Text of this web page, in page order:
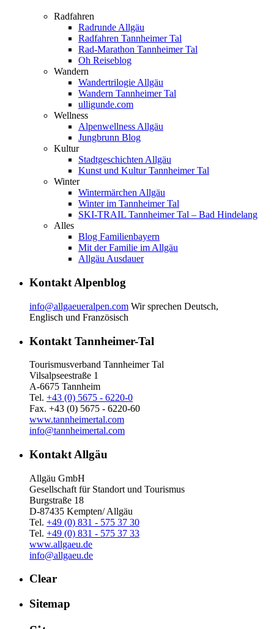
Radfahren
Radrunde Allgäu
Radfahren Tannheimer Tal
Rad-Marathon Tannheimer Tal
Oh Reiseblog
Wandern
Wandertrilogie Allgäu
Wandern Tannheimer Tal
ulligunde.com
Wellness
Alpenwellness Allgäu
Jungbrunn Blog
Kultur
Stadtgeschichten Allgäu
Kunst und Kultur Tannheimer Tal
Winter
Wintermärchen Allgäu
Winter im Tannheimer Tal
SKI-TRAIL Tannheimer Tal – Bad Hindelang
Alles
Blog Familienbayern
Mit der Familie im Allgäu
Allgäu Ausdauer
Kontakt Alpenblog
info@allgaeueralpen.com Wir sprechen Deutsch,
Englisch und Französisch
Kontakt Tannheimer-Tal
Tourismusverband Tannheimer Tal
Vilsalpseestraße 1
A-6675 Tannheim
Tel. +43 (0) 5675 - 6220-0
Fax. +43 (0) 5675 - 6220-60
www.tannheimertal.com
info@tannheimertal.com
Kontakt Allgäu
Allgäu GmbH
Gesellschaft für Standort und Tourismus
Burgstraße 18
D-87435 Kempten/ Allgäu
Tel. +49 (0) 831 - 575 37 30
Tel. +49 (0) 831 - 575 37 33
www.allgaeu.de
info@allgaeu.de
Clear
Sitemap